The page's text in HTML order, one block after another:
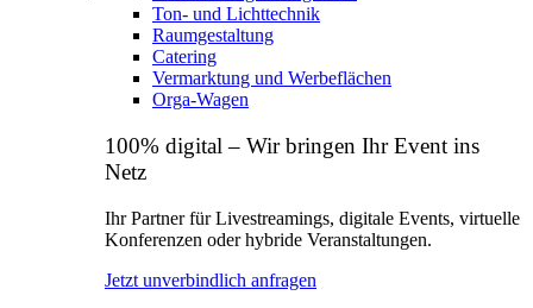
Ton- und Lichttechnik
Raumgestaltung
Catering
Vermarktung und Werbeflächen
Orga‑Wagen
100% digital – Wir bringen Ihr Event ins
Netz
Ihr Partner für Livestreamings, digitale Events, virtuelle
Konferenzen oder hybride Veranstaltungen.
Jetzt unverbindlich anfragen